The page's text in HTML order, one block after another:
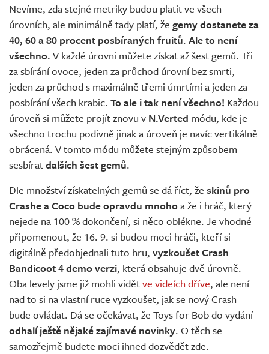
Nevíme, zda stejné metriky budou platit ve všech
úrovních, ale minimálně tady platí, že gemy dostanete za
40, 60 a 80 procent posbíraných fruitů. Ale to není
všechno. V každé úrovni můžete získat až šest gemů. Tři
za sbírání ovoce, jeden za průchod úrovní bez smrti,
jeden za průchod s maximálně třemi úmrtími a jeden za
posbírání všech krabic. To ale i tak není všechno! Každou
úroveň si můžete projít znovu v N.Verted módu, kde je
všechno trochu podivně jinak a úroveň je navíc vertikálně
obrácená. V tomto módu můžete stejným způsobem
sesbíratdalších šest gemů.
Dle množství získatelných gemů se dá říct, že skinů pro
Crashe a Coco bude opravdu mnoho a že i hráč, který
nejede na 100 % dokončení, si něco oblékne. Je vhodné
připomenout, že 16. 9. si budou moci hráči, kteří si
digitálně předobjednali tuto hru, vyzkoušet Crash
Bandicoot 4 demo verzi, která obsahuje dvě úrovně.
Oba levely jsme již mohli vidětve videích dříve, ale není
nad to si na vlastní ruce vyzkoušet, jak se nový Crash
bude ovládat. Dá se očekávat, že Toys for Bob do vydání
odhalí ještě nějaké zajímavé novinky. O těch se
samozřejmě budete moci ihned dozvědět zde.